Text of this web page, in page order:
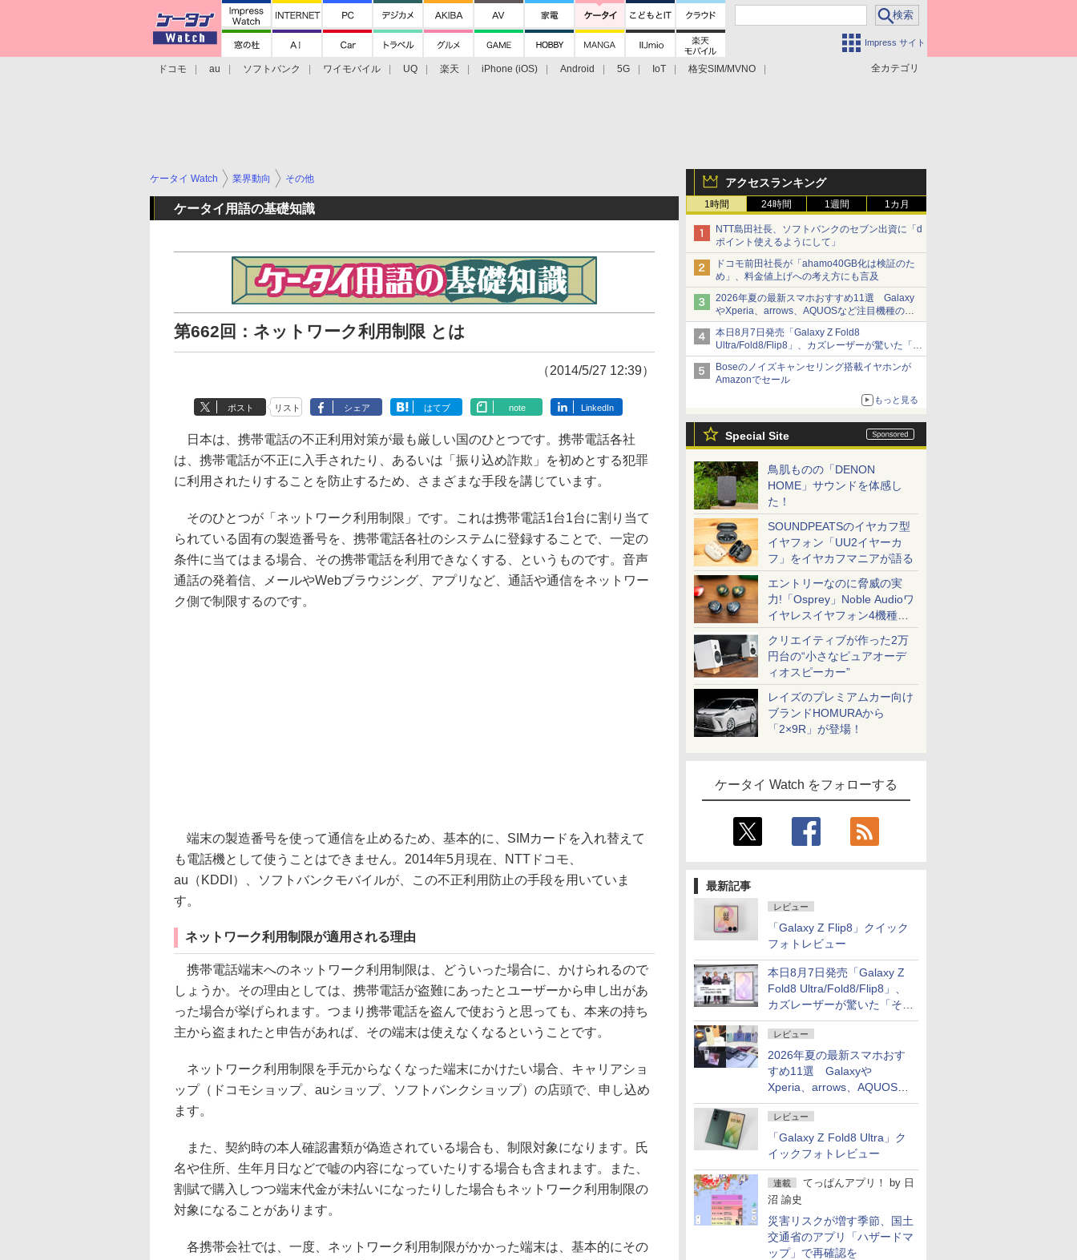
Impress サイト
全カテゴリ
ドコモ au ソフトバンク ワイモバイル UQ 楽天 iPhone (iOS) Android 5G IoT
格安SIM/MVNO
アクセスランキング
1時間 24時間 1週間 1カ月
NTT島田社長、ソフトバンクのセブン出資に「d
ポイント使えるようにして」
ドコモ前田社長が「ahamo40GB化は検証のた
め」、料金値上げへの考え方にも言及
2026年夏の最新スマホおすすめ11選 Galaxy
やXperia、arrows、AQUOSなど注目機種の特
徴は
本日8月7日発売「Galaxy Z Fold8
Ultra/Fold8/Flip8」、カズレーザーが驚いた「そ
ば屋のメニュー並みの薄さ」
Boseのノイズキャンセリング搭載イヤホンが
Amazonでセール
もっと見る
Special Site
鳥肌ものの「DENON
HOME」サウンドを体感し
た！
SOUNDPEATSのイヤカフ型
イヤフォン「UU2イヤーカ
フ」をイヤカフマニアが語る
エントリーなのに脅威の実
力!「Osprey」Noble Audioワ
イヤレスイヤフォン4機種を
一気に聴く
クリエイティブが作った2万
円台の“小さなピュアオーデ
ィオスピーカー”
レイズのプレミアムカー向け
ブランドHOMURAから
「2×9R」が登場！
ケータイ Watch をフォローする
最新記事
レビュー
「Galaxy Z Flip8」クイック
フォトレビュー
本日8月7日発売「Galaxy Z
Fold8 Ultra/Fold8/Flip8」、
カズレーザーが驚いた「そば
屋のメニュー並みの薄さ」
レビュー
2026年夏の最新スマホおす
すめ11選 Galaxyや
Xperia、arrows、AQUOSな
ど注目機種の特徴は
レビュー
「Galaxy Z Fold8 Ultra」ク
イックフォトレビュー
連載 てっぱんアプリ！ by 日
沼 諭史
災害リスクが増す季節、国土
交通省のアプリ「ハザードマ
ップ」で再確認を
ケータイ Watch 業界動向 その他
ケータイ用語の基礎知識
第662回：ネットワーク利用制限 とは
（2014/5/27 12:39）
ポスト リスト シェア はてブ note LinkedIn
日本は、携帯電話の不正利用対策が最も厳しい国のひとつです。携帯電話各社
は、携帯電話が不正に入手されたり、あるいは「振り込め詐欺」を初めとする犯罪
に利用されたりすることを防止するため、さまざまな手段を講じています。
そのひとつが「ネットワーク利用制限」です。これは携帯電話1台1台に割り当て
られている固有の製造番号を、携帯電話各社のシステムに登録することで、一定の
条件に当てはまる場合、その携帯電話を利用できなくする、というものです。音声
通話の発着信、メールやWebブラウジング、アプリなど、通話や通信をネットワー
ク側で制限するのです。
端末の製造番号を使って通信を止めるため、基本的に、SIMカードを入れ替えて
も電話機として使うことはできません。2014年5月現在、NTTドコモ、
au（KDDI）、ソフトバンクモバイルが、この不正利用防止の手段を用いていま
す。
ネットワーク利用制限が適用される理由
携帯電話端末へのネットワーク利用制限は、どういった場合に、かけられるので
しょうか。その理由としては、携帯電話が盗難にあったとユーザーから申し出があ
った場合が挙げられます。つまり携帯電話を盗んで使おうと思っても、本来の持ち
主から盗まれたと申告があれば、その端末は使えなくなるということです。
ネットワーク利用制限を手元からなくなった端末にかけたい場合、キャリアショ
ップ（ドコモショップ、auショップ、ソフトバンクショップ）の店頭で、申し込め
ます。
また、契約時の本人確認書類が偽造されている場合も、制限対象になります。氏
名や住所、生年月日などで嘘の内容になっていたりする場合も含まれます。また、
割賦で購入しつつ端末代金が未払いになったりした場合もネットワーク利用制限の
対象になることがあります。
各携帯会社では、一度、ネットワーク利用制限がかかった端末は、基本的にその